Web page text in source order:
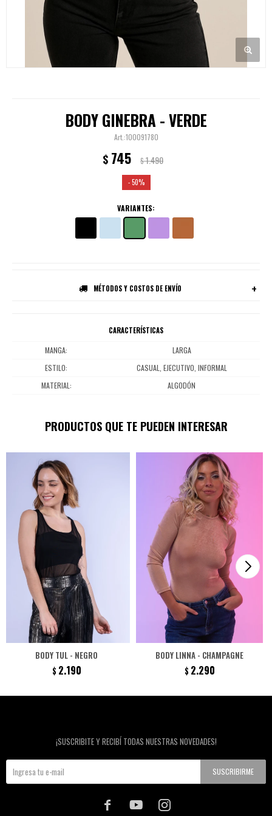
BODY GINEBRA - VERDE
100091780
$ 745 $1.490
50
VARIANTES:
MÉTODOS Y COSTOS DE ENVÍO
CARACTERÍSTICAS
MANGA
LARGA
ESTILO
CASUAL, EJECUTIVO, INFORMAL
MATERIAL
ALGODÓN
PRODUCTOS QUE TE PUEDEN INTERESAR
BODY TUL - NEGRO
$ 2.190
BODY LINNA - CHAMPAGNE
$ 2.290
¡SUSCRIBITE Y RECIBÍ TODAS NUESTRAS NOVEDADES!
SUSCRIBIRME
  